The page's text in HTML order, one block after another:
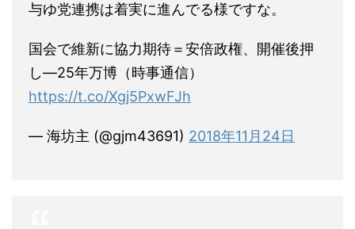
与ゆ党連携は着実に進んでる様ですな。
国会で維新に協力期待＝安倍政権、開催後押
し―25年万博（時事通信）
https://t.co/Xgj5PxwFJh
— 海坊主 (@gjm43691) 2018年11月24日